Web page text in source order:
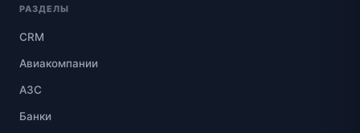
РАЗДЕЛЫ
CRM
Авиакомпании
АЗС
Банки